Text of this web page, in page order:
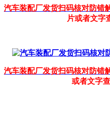
汽车装配厂发货扫码核对防错
片或者文字
汽车装配厂发货扫码核对防错
或者文字